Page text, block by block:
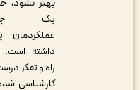
بهتر نشود، حتما
یک جای
عملکردمان ایراد
داشته است. اگر
راه و تفکر درست و
کارشناسی شده را